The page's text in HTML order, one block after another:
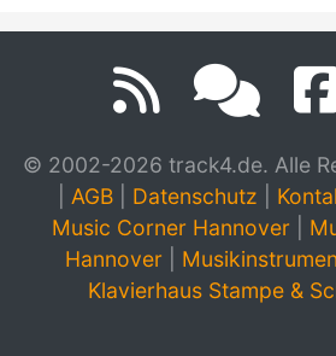
© 2002-2026 track4.de. Alle
AGB Datenschutz
Music Corner Hannover
Hannover
Klavierhaus Stampe &